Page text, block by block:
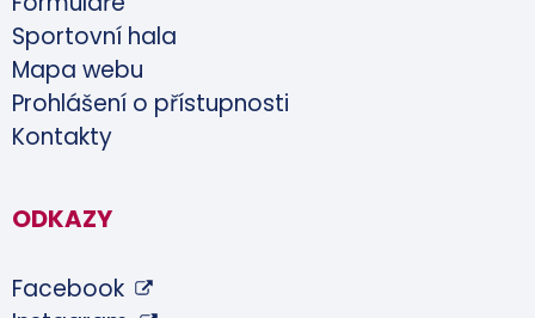
Sportovní hala
Mapa webu
Prohlášení o přístupnosti
Kontakty
ODKAZY
Facebook